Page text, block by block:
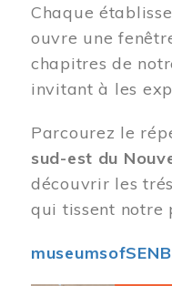
Chaque
ouvre une
chapitres de
invitant à les
Parcourez le
sud-est du
découvrir les
qui tissent notre